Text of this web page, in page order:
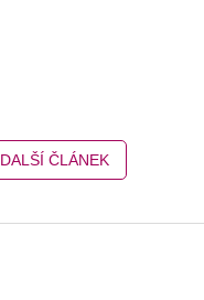
DALŠÍ ČLÁNEK